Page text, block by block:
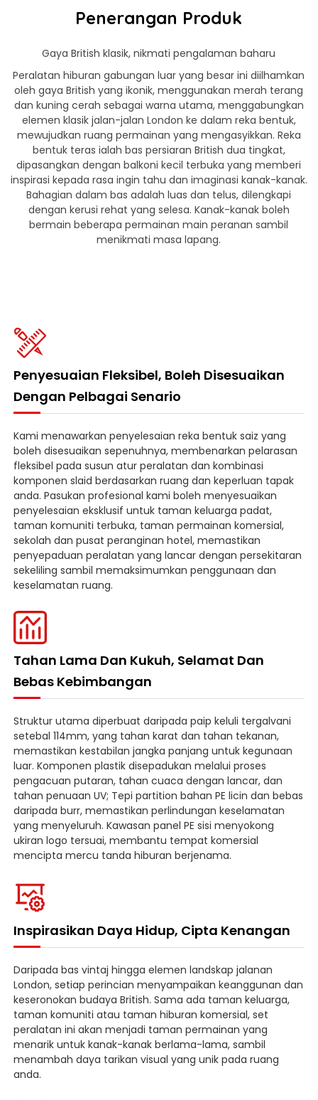
Penerangan Produk
Gaya British klasik, nikmati pengalaman baharu
Peralatan hiburan gabungan luar yang besar ini diilhamkan
oleh gaya British yang ikonik, menggunakan merah terang
dan kuning cerah sebagai warna utama, menggabungkan
elemen klasik jalan-jalan London ke dalam reka bentuk,
mewujudkan ruang permainan yang mengasyikkan. Reka
bentuk teras ialah bas persiaran British dua tingkat,
dipasangkan dengan balkoni kecil terbuka yang memberi
inspirasi kepada rasa ingin tahu dan imaginasi kanak-kanak.
Bahagian dalam bas adalah luas dan telus, dilengkapi
dengan kerusi rehat yang selesa. Kanak-kanak boleh
bermain beberapa permainan main peranan sambil
menikmati masa lapang.
Penyesuaian Fleksibel, Boleh Disesuaikan
Dengan Pelbagai Senario
Kami menawarkan penyelesaian reka bentuk saiz yang
boleh disesuaikan sepenuhnya, membenarkan pelarasan
fleksibel pada susun atur peralatan dan kombinasi
komponen slaid berdasarkan ruang dan keperluan tapak
anda. Pasukan profesional kami boleh menyesuaikan
penyelesaian eksklusif untuk taman keluarga padat,
taman komuniti terbuka, taman permainan komersial,
sekolah dan pusat peranginan hotel, memastikan
penyepaduan peralatan yang lancar dengan persekitaran
sekeliling sambil memaksimumkan penggunaan dan
keselamatan ruang.
Tahan Lama Dan Kukuh, Selamat Dan
Bebas Kebimbangan
Struktur utama diperbuat daripada paip keluli tergalvani
setebal 114mm, yang tahan karat dan tahan tekanan,
memastikan kestabilan jangka panjang untuk kegunaan
luar. Komponen plastik disepadukan melalui proses
pengacuan putaran, tahan cuaca dengan lancar, dan
tahan penuaan UV; Tepi partition bahan PE licin dan bebas
daripada burr, memastikan perlindungan keselamatan
yang menyeluruh. Kawasan panel PE sisi menyokong
ukiran logo tersuai, membantu tempat komersial
mencipta mercu tanda hiburan berjenama.
Inspirasikan Daya Hidup, Cipta Kenangan
Daripada bas vintaj hingga elemen landskap jalanan
London, setiap perincian menyampaikan keanggunan dan
keseronokan budaya British. Sama ada taman keluarga,
taman komuniti atau taman hiburan komersial, set
peralatan ini akan menjadi taman permainan yang
menarik untuk kanak-kanak berlama-lama, sambil
menambah daya tarikan visual yang unik pada ruang
anda.